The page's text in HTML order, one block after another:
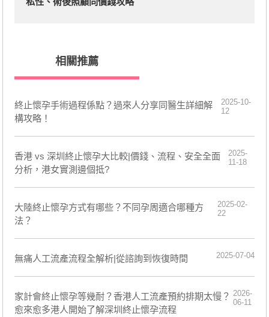
相關推薦
終止懷孕手術過程係點？過來人分享同醫生詳細解
構攻略！
2025-10-
12
香港 vs 深圳終止懷孕大比較|價錢、流程、安全全面
分析，港女實測邊個抵?
2025-
11-18
​大陸終止懷孕方式有哪些？不同孕周適合哪種方
法？
2025-02-
22
無痛人工流產流程全解析|從諮詢到恢復時間 2025-07-04
家計會終止懷孕等幾耐？香港人工流產預約排期太慢？
愈來愈多港人開始了解深圳終止懷孕流程
2026-
06-11